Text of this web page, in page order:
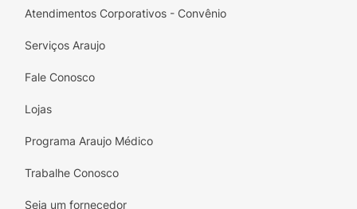
Atendimentos Corporativos - Convênio
Serviços Araujo
Fale Conosco
Lojas
Programa Araujo Médico
Trabalhe Conosco
Seja um fornecedor